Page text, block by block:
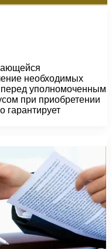
необходимых
перед уполномоченным
при приобретении
гарантирует